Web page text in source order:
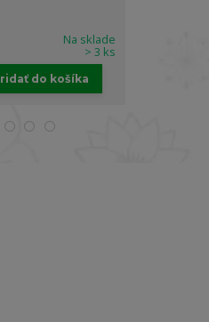
Na sklade
> 3 ks
do košíka